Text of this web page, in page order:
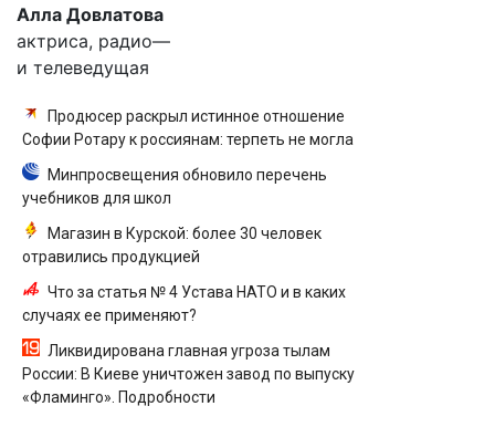
Алла Довлатова
актриса, радио—
и телеведущая
Продюсер раскрыл истинное отношение
Софии Ротару к россиянам: терпеть не могла
Минпросвещения обновило перечень
учебников для школ
Магазин в Курской: более 30 человек
отравились продукцией
Что за статья № 4 Устава НАТО и в каких
случаях ее применяют?
Ликвидирована главная угроза тылам
России: В Киеве уничтожен завод по выпуску
«Фламинго». Подробности